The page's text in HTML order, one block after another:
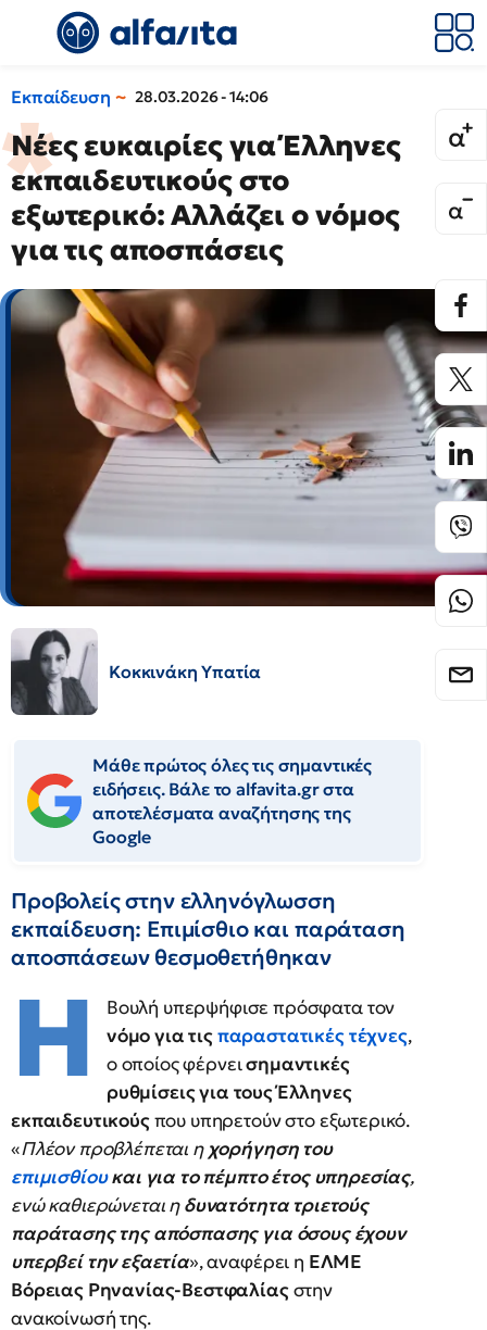
Εκπαίδευση 28.03.2026 - 14:06
Νέες ευκαιρίες για Έλληνες
εκπαιδευτικούς στο
εξωτερικό: Αλλάζει ο νόμος
για τις αποσπάσεις
Κοκκινάκη Υπατία
Μάθε πρώτος όλες τις σημαντικές
ειδήσεις. Βάλε το alfavita.gr στα
αποτελέσματα αναζήτησης της
Google
Προβολείς στην ελληνόγλωσση
εκπαίδευση: Επιμίσθιο και παράταση
αποσπάσεων θεσμοθετήθηκαν
Η
Βουλή υπερψήφισε πρόσφατα τον
νόμο για τιςπαραστατικές τέχνες,
ο οποίος φέρνεισημαντικές
ρυθμίσεις για τους Έλληνες
εκπαιδευτικούςπου υπηρετούν στο εξωτερικό.
«Πλέον προβλέπεται η χορήγηση του
επιμισθίουκαι για το πέμπτο έτος υπηρεσίας,
ενώ καθιερώνεται ηδυνατότητα τριετούς
παράτασης της απόσπασης για όσους έχουν
υπερβεί την εξαετία», αναφέρει η ΕΛΜΕ
Βόρειας Ρηνανίας-Βεστφαλίαςστην
ανακοίνωσή της.